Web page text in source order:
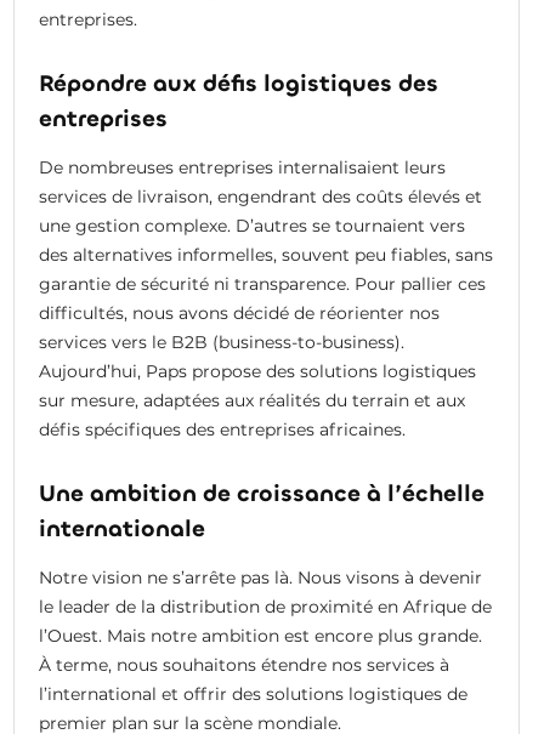
entreprises.
Répondre aux défis logistiques des
entreprises
De nombreuses entreprises internalisaient leurs
services de livraison, engendrant des coûts élevés et
une gestion complexe. D’autres se tournaient vers
des alternatives informelles, souvent peu fiables, sans
garantie de sécurité ni transparence. Pour pallier ces
difficultés, nous avons décidé de réorienter nos
services vers le B2B (business-to-business).
Aujourd’hui, Paps propose des solutions logistiques
sur mesure, adaptées aux réalités du terrain et aux
défis spécifiques des entreprises africaines.
Une ambition de croissance à l’échelle
internationale
Notre vision ne s’arrête pas là. Nous visons à devenir
le leader de la distribution de proximité en Afrique de
l’Ouest. Mais notre ambition est encore plus grande.
À terme, nous souhaitons étendre nos services à
l’international et offrir des solutions logistiques de
premier plan sur la scène mondiale.